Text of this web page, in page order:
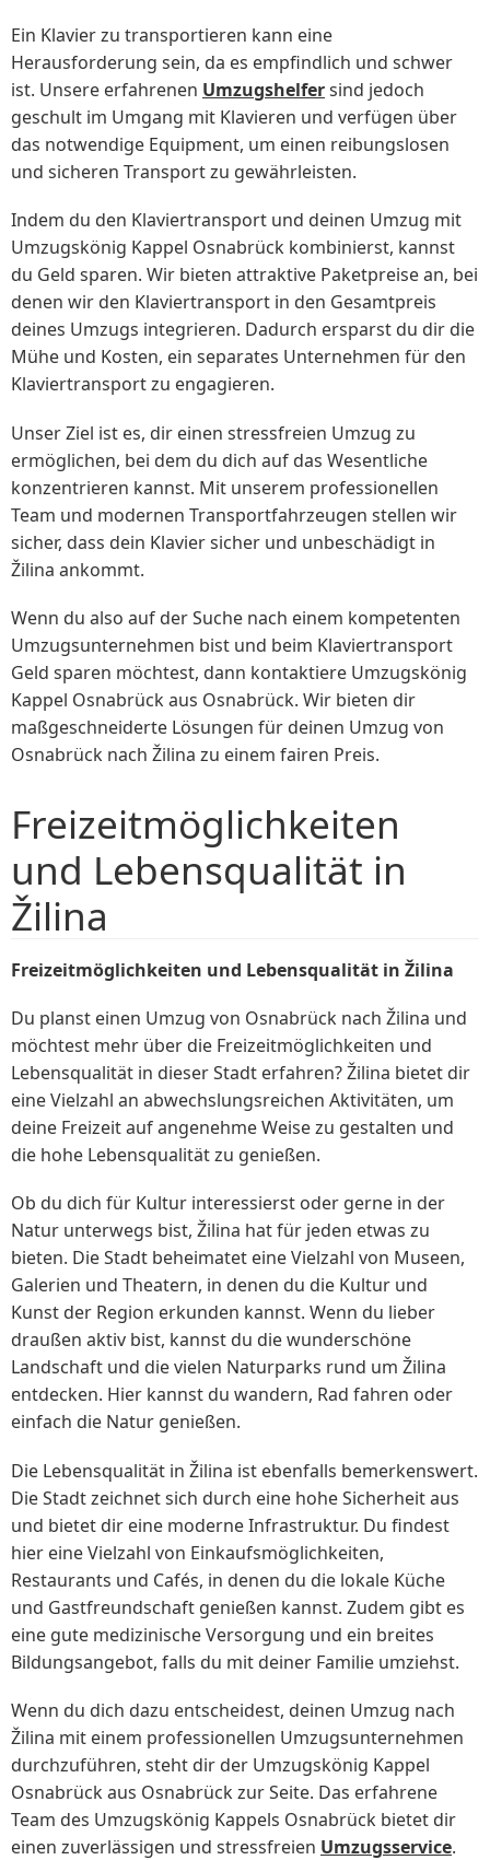
Ein Klavier zu transportieren kann eine
Herausforderung sein, da es empfindlich und schwer
ist. Unsere erfahrenen Umzugshelfersind jedoch
geschult im Umgang mit Klavieren und verfügen über
das notwendige Equipment, um einen reibungslosen
und sicheren Transport zu gewährleisten.
Indem du den Klaviertransport und deinen Umzug mit
Umzugskönig Kappel Osnabrück kombinierst, kannst
du Geld sparen. Wir bieten attraktive Paketpreise an, bei
denen wir den Klaviertransport in den Gesamtpreis
deines Umzugs integrieren. Dadurch ersparst du dir die
Mühe und Kosten, ein separates Unternehmen für den
Klaviertransport zu engagieren.
Unser Ziel ist es, dir einen stressfreien Umzug zu
ermöglichen, bei dem du dich auf das Wesentliche
konzentrieren kannst. Mit unserem professionellen
Team und modernen Transportfahrzeugen stellen wir
sicher, dass dein Klavier sicher und unbeschädigt in
Žilina ankommt.
Wenn du also auf der Suche nach einem kompetenten
Umzugsunternehmen bist und beim Klaviertransport
Geld sparen möchtest, dann kontaktiere Umzugskönig
Kappel Osnabrück aus Osnabrück. Wir bieten dir
maßgeschneiderte Lösungen für deinen Umzug von
Osnabrück nach Žilina zu einem fairen Preis.
Freizeitmöglichkeiten
und Lebensqualität in
Žilina
Freizeitmöglichkeiten und Lebensqualität in Žilina
Du planst einen Umzug von Osnabrück nach Žilina und
möchtest mehr über die Freizeitmöglichkeiten und
Lebensqualität in dieser Stadt erfahren? Žilina bietet dir
eine Vielzahl an abwechslungsreichen Aktivitäten, um
deine Freizeit auf angenehme Weise zu gestalten und
die hohe Lebensqualität zu genießen.
Ob du dich für Kultur interessierst oder gerne in der
Natur unterwegs bist, Žilina hat für jeden etwas zu
bieten. Die Stadt beheimatet eine Vielzahl von Museen,
Galerien und Theatern, in denen du die Kultur und
Kunst der Region erkunden kannst. Wenn du lieber
draußen aktiv bist, kannst du die wunderschöne
Landschaft und die vielen Naturparks rund um Žilina
entdecken. Hier kannst du wandern, Rad fahren oder
einfach die Natur genießen.
Die Lebensqualität in Žilina ist ebenfalls bemerkenswert.
Die Stadt zeichnet sich durch eine hohe Sicherheit aus
und bietet dir eine moderne Infrastruktur. Du findest
hier eine Vielzahl von Einkaufsmöglichkeiten,
Restaurants und Cafés, in denen du die lokale Küche
und Gastfreundschaft genießen kannst. Zudem gibt es
eine gute medizinische Versorgung und ein breites
Bildungsangebot, falls du mit deiner Familie umziehst.
Wenn du dich dazu entscheidest, deinen Umzug nach
Žilina mit einem professionellen Umzugsunternehmen
durchzuführen, steht dir der Umzugskönig Kappel
Osnabrück aus Osnabrück zur Seite. Das erfahrene
Team des Umzugskönig Kappels Osnabrück bietet dir
einen zuverlässigen und stressfreien Umzugsservice.